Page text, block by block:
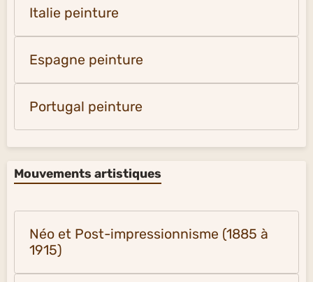
Italie peinture
Espagne peinture
Portugal peinture
Mouvements artistiques
Néo et Post-impressionnisme (1885 à
1915)